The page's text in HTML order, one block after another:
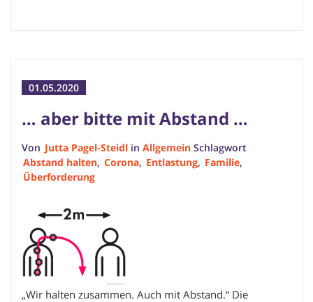
01.05.2020
… aber bitte mit Abstand …
Von Jutta Pagel-Steidl in Allgemein Schlagwort
Abstand halten, Corona, Entlastung, Familie,
Überforderung
„Wir halten zusammen. Auch mit Abstand.“ Die